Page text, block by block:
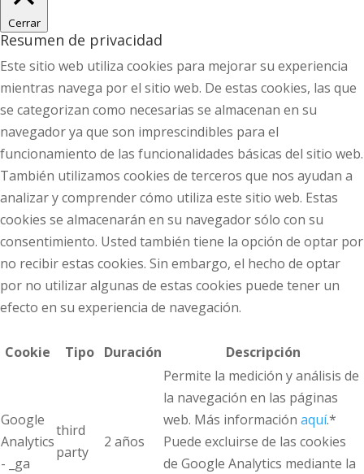
Cerrar
Resumen de privacidad
Este sitio web utiliza cookies para mejorar su experiencia
mientras navega por el sitio web. De estas cookies, las que
se categorizan como necesarias se almacenan en su
navegador ya que son imprescindibles para el
funcionamiento de las funcionalidades básicas del sitio web.
También utilizamos cookies de terceros que nos ayudan a
analizar y comprender cómo utiliza este sitio web. Estas
cookies se almacenarán en su navegador sólo con su
consentimiento. Usted también tiene la opción de optar por
no recibir estas cookies. Sin embargo, el hecho de optar
por no utilizar algunas de estas cookies puede tener un
efecto en su experiencia de navegación.
Cookie Tipo Duración Descripción
Google
Analytics
- _ga
third
party
2 años
Permite la medición y análisis de
la navegación en las páginas
web. Más información aquí.*
Puede excluirse de las cookies
de Google Analytics mediante la